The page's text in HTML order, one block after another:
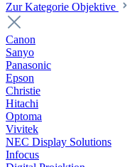
Zur Kategorie Objektive
Canon
Sanyo
Panasonic
Epson
Christie
Hitachi
Optoma
Vivitek
NEC Display Solutions
Infocus